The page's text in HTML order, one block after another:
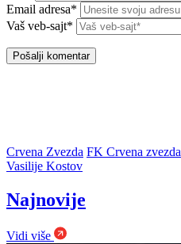
Email adresa*
Vaš veb-sajt*
Crvena Zvezda FK Crvena zvezda
Vasilije Kostov
Najnovije
Vidi više